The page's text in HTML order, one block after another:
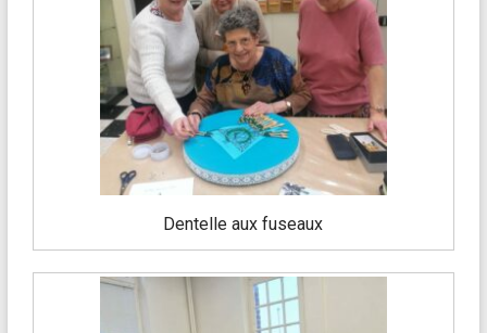
Dentelle aux fuseaux